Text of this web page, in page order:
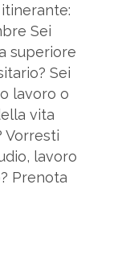
Sei
superiore
Sei
lavoro o
vita
Vorresti
lavoro
Prenota